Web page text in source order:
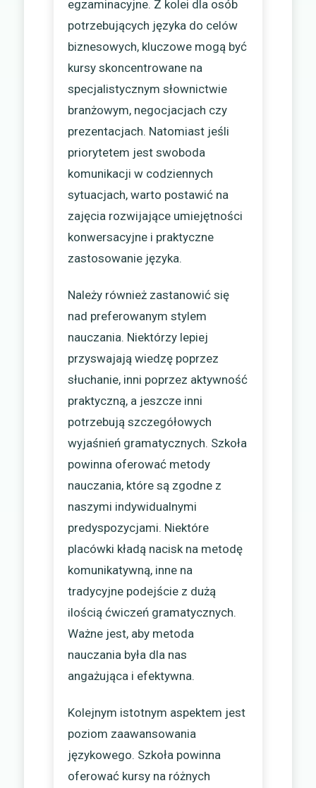
egzaminacyjne. Z kolei dla osób
potrzebujących języka do celów
biznesowych, kluczowe mogą być
kursy skoncentrowane na
specjalistycznym słownictwie
branżowym, negocjacjach czy
prezentacjach. Natomiast jeśli
priorytetem jest swoboda
komunikacji w codziennych
sytuacjach, warto postawić na
zajęcia rozwijające umiejętności
konwersacyjne i praktyczne
zastosowanie języka.
Należy również zastanowić się
nad preferowanym stylem
nauczania. Niektórzy lepiej
przyswajają wiedzę poprzez
słuchanie, inni poprzez aktywność
praktyczną, a jeszcze inni
potrzebują szczegółowych
wyjaśnień gramatycznych. Szkoła
powinna oferować metody
nauczania, które są zgodne z
naszymi indywidualnymi
predyspozycjami. Niektóre
placówki kładą nacisk na metodę
komunikatywną, inne na
tradycyjne podejście z dużą
ilością ćwiczeń gramatycznych.
Ważne jest, aby metoda
nauczania była dla nas
angażująca i efektywna.
Kolejnym istotnym aspektem jest
poziom zaawansowania
językowego. Szkoła powinna
oferować kursy na różnych